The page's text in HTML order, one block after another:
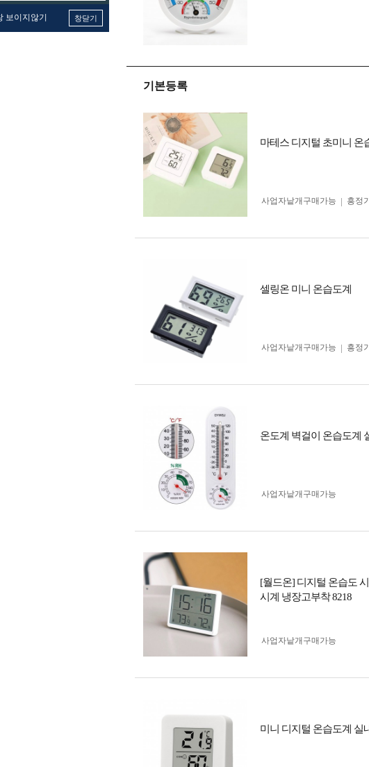
보이지않기 창닫기
기본등록
마테스 디지털 초미니 온
사업자 낱개구매가능 흥정
셀링온 미니 온습도계
사업자 낱개구매가능
흥정
온도계 벽걸이 온습도계
사업자 낱개구매가능
[월드온] 디지털 온습도
시계 냉장고부착 8218
사업자 낱개구매가능
미니 디지털 온습도계 실